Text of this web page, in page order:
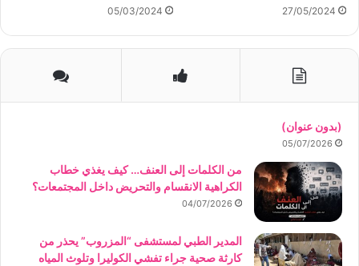
27/05/2024
05/03/2024
(بدون عنوان)
05/07/2026
من الكلمات إلى العنف… كيف يغذي خطاب
الكراهية الانقسام والتحريض داخل المجتمعات؟
04/07/2026
المدير الطبي لمستشفى “المزروب” يحذر من
كارثة صحية جراء تفشي الكوليرا وتلوث المياه